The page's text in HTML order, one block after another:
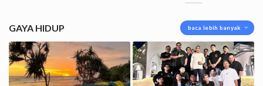
GAYA HIDUP baca lebih banyak